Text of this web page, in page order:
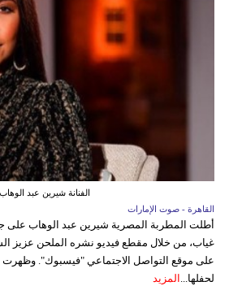
الفنانة شيرين عبد الوهاب
القاهرة - صوت الإمارات
أطلت المطربة المصرية شيرين عبد الوهاب على
غياب، من خلال مقطع فيديو نشره الملحن عزيز
على موقع التواصل الاجتماعي "فيسبوك".
لحفلها... المزيد